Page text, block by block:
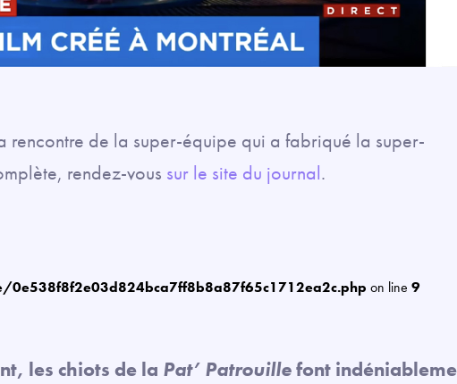
rencontre de la super-équipe qui a fabriqué la super-
rendez-vous sur le site du journal.
on line 9
les chiots de la Pat’ Patrouillefont